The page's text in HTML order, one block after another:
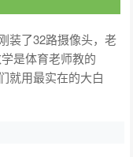
装了32路摄像头，老
是体育老师教的
就用最实在的大白